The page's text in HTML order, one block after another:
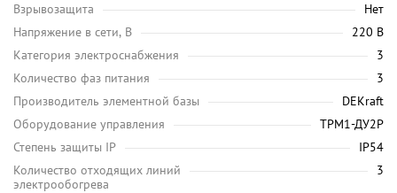
Взрывозащита
Нет
Напряжение в сети, В
220 В
Категория электроснабжения
3
Количество фаз питания
3
Производитель элементной базы
DEKraft
Оборудование управления
ТРМ1-ДУ2Р
Степень защиты IP
IP54
Количество отходящих линий
электрообогрева
3